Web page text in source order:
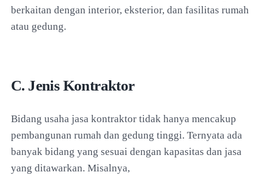
berkaitan dengan interior, eksterior, dan fasilitas rumah
atau gedung.
C. Jenis Kontraktor
Bidang usaha jasa kontraktor tidak hanya mencakup
pembangunan rumah dan gedung tinggi. Ternyata ada
banyak bidang yang sesuai dengan kapasitas dan jasa
yang ditawarkan. Misalnya,